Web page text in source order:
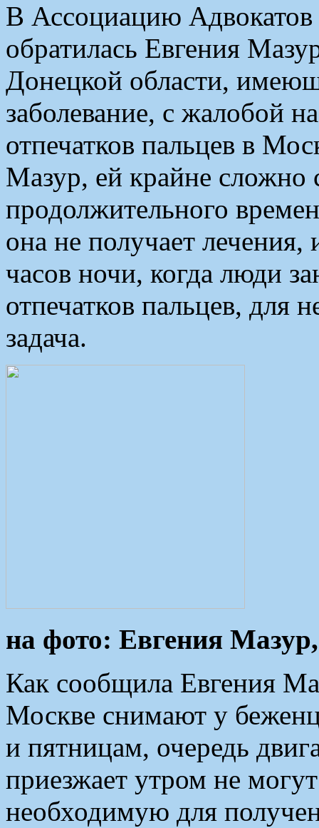
В Ассоциацию Адвокатов
обратилась Евгения
Донецкой области,
заболевание, с жалобой
отпечатков пальцев в
Мазур, ей крайне сложно
продолжительного
она не получает
часов ночи, когда люди
отпечатков пальцев, для
задача.
на фото: Евгения
Как сообщила Евгения
Москве снимают у
и пятницам, очередь
приезжает утром не
необходимую для